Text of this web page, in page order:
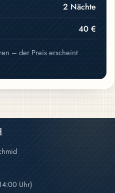
2 Nächte
40 €
– der Preis erscheint
Uhr)